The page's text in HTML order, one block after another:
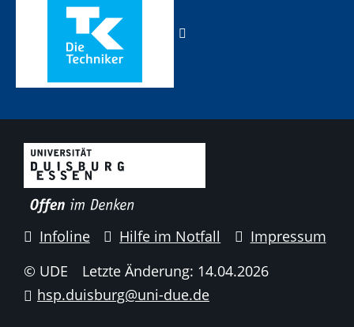
Infoline Hilfe im Notfall
Impressum
© UDE
Letzte Änderung: 14.04.2026
hsp.duisburg@uni-due.de